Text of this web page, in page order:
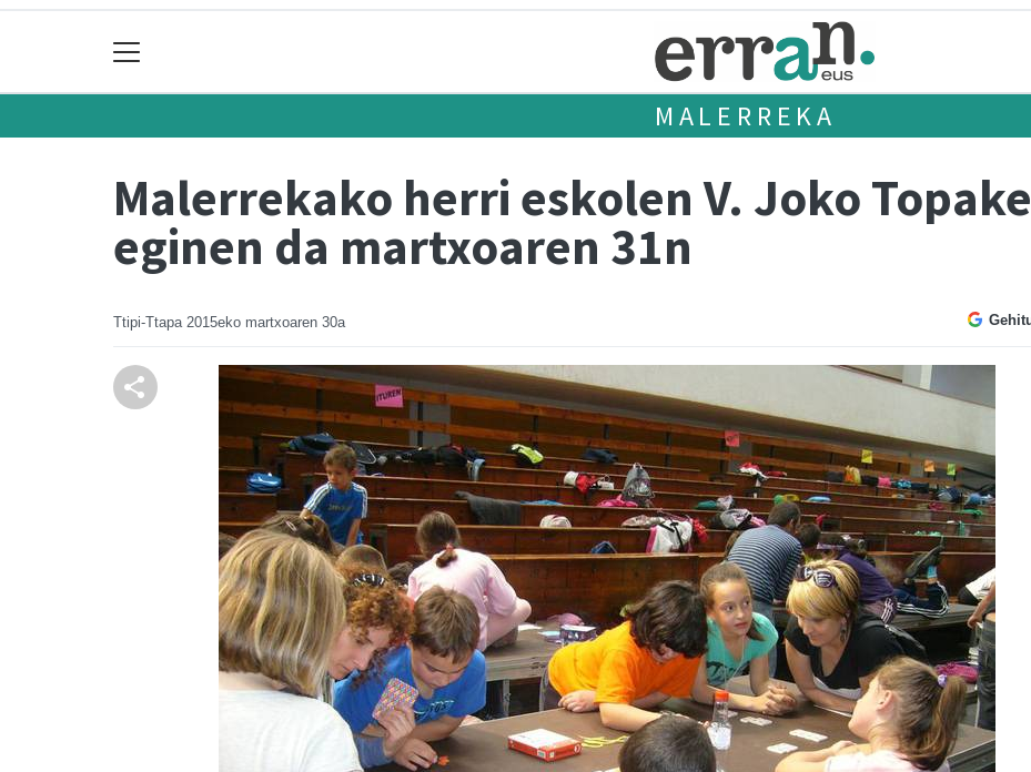
MALERREKA
Malerrekako herri eskolen V. Joko
eginen da martxoaren 31n
Ttipi-Ttapa 2015eko martxoaren 30a